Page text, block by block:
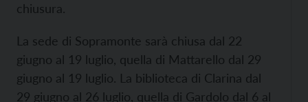
chiusura.
La sede di Sopramonte sarà chiusa dal 22
giugno al 19 luglio, quella di Mattarello dal 29
giugno al 19 luglio. La biblioteca di Clarina dal
29 giugno al 26 luglio, quella di Gardolo dal 6 al